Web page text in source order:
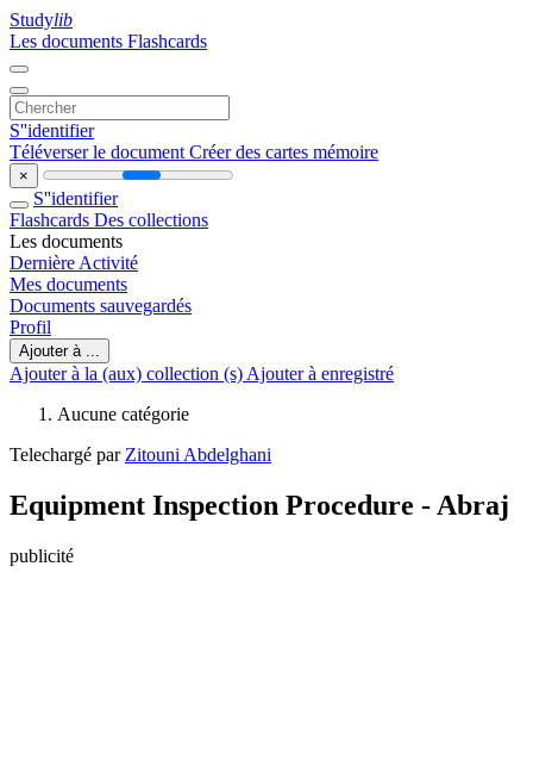
Studylib
Les documents Flashcards
S''identifier
Téléverser le document Créer des cartes mémoire
×
S''identifier
Flashcards Des collections
Les documents
Dernière Activité
Mes documents
Documents sauvegardés
Profil
Ajouter à ...
Ajouter à la (aux) collection (s) Ajouter à enregistré
Aucune catégorie
Telechargé par Zitouni Abdelghani
Equipment Inspection Procedure - Abraj
publicité